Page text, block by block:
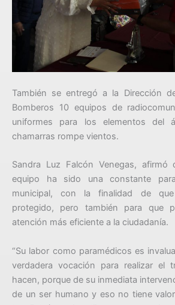
También se entregó a la Dirección
Bomberos 10 equipos de
uniformes para los elementos del
chamarras rompe vientos.
Sandra Luz Falcón Venegas,
equipo ha sido una constante
municipal, con la finalidad de
protegido, pero también para que
atención más eficiente a la ciudadanía.
“Su labor como paramédicos es
verdadera vocación para realizar el
hacen, porque de su inmediata
de un ser humano y eso no tiene